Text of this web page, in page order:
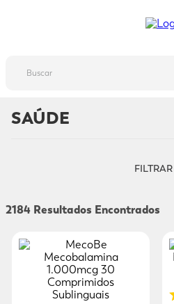
protetor solar
4º
pantene
6º
adeforte turbo
7º
mounjaro
SAÚDE
FILTRAR
2184